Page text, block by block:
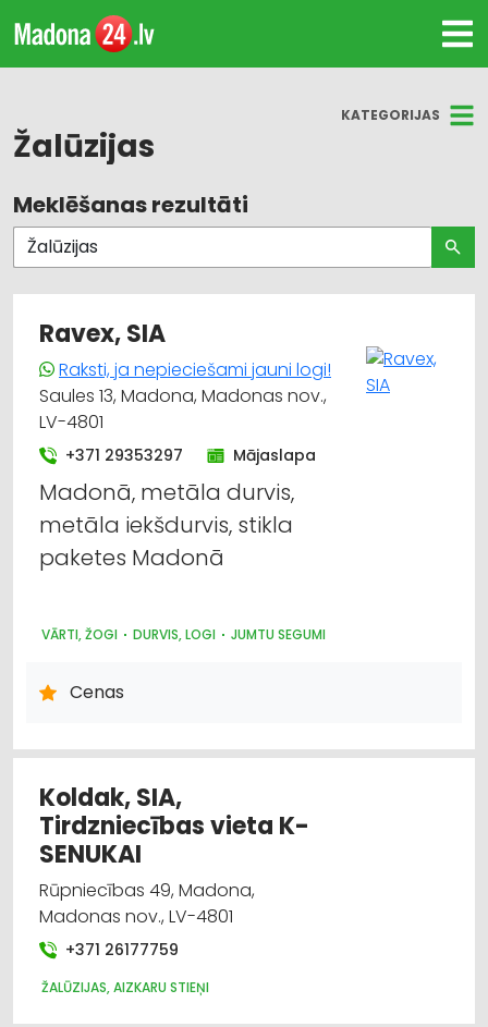
KATEGORIJAS
Žalūzijas
Visas nozares
Žalūzijas, aizkaru stieņi
Dizains un interjers; priekšmeti un pakalpojumi
Audumu un aizkaru tirdzniecība
Mēbeļu tirdzniecība
Vārti, žogi
Jumtu segumi
Metālizstrādājumi
Meklēšanas rezultāti
Ravex, SIA
Raksti, ja nepieciešami jauni logi!
Saules 13, Madona, Madonas nov.,
LV-4801
+371 29353297 Mājaslapa
Madonā, metāla durvis,
metāla iekšdurvis, stikla
paketes Madonā
VĀRTI, ŽOGI DURVIS, LOGI JUMTU SEGUMI
Cenas
Koldak, SIA,
Tirdzniecības vieta K-
SENUKAI
Rūpniecības 49, Madona,
Madonas nov., LV-4801
+371 26177759
ŽALŪZIJAS, AIZKARU STIEŅI